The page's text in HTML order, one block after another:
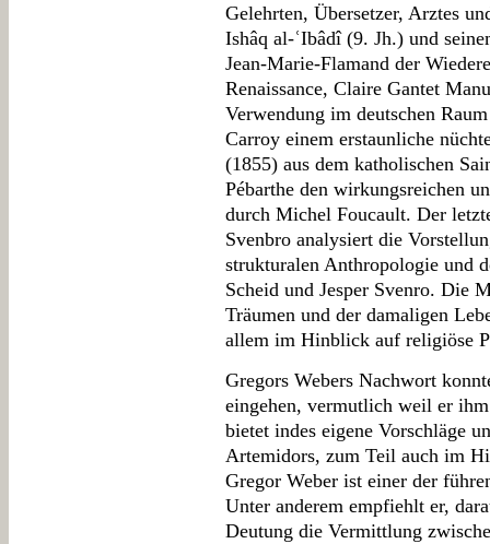
Gelehrten, Übersetzer, Arztes
Ishâq al-ʿIbâdî (9. Jh.) und
Jean-Marie-Flamand der
Renaissance, Claire Gantet
Verwendung im deutschen
Carroy einem erstaunliche
(1855) aus dem katholischen
Pébarthe den wirkungsreichen
durch Michel Foucault. Der
Svenbro analysiert die
strukturalen Anthropologie und
Scheid und Jesper Svenro. Die
Träumen und der damaligen
allem im Hinblick auf religiöse
Gregors Webers Nachwort
eingehen, vermutlich weil er
bietet indes eigene Vorschläge
Artemidors, zum Teil auch im
Gregor Weber ist einer der
Unter anderem empfiehlt er,
Deutung die Vermittlung